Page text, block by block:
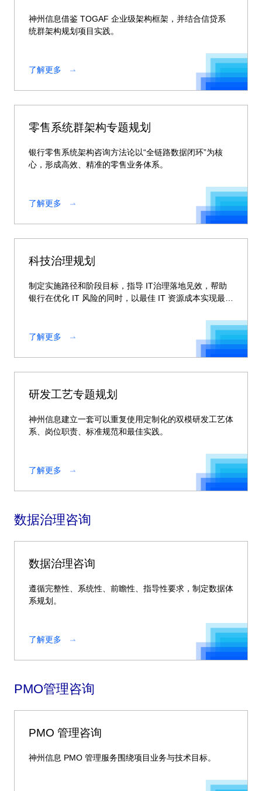
神州信息借鉴 TOGAF 企业级架构框架，并结合信贷系
统群架构规划项目实践。
了解更多
零售系统群架构专题规划
银行零售系统架构咨询方法论以“全链路数据闭环”为核
心，形成高效、精准的零售业务体系。
了解更多
科技治理规划
制定实施路径和阶段目标，指导 IT治理落地见效，帮助
银行在优化 IT 风险的同时，以最佳 IT 资源成本实现最大
了解更多
研发工艺专题规划
神州信息建立一套可以重复使用定制化的双模研发工艺体
系、岗位职责、标准规范和最佳实践。
了解更多
数据治理咨询
数据治理咨询
遵循完整性、系统性、前瞻性、指导性要求，制定数据体
系规划。
了解更多
PMO管理咨询
PMO 管理咨询
神州信息 PMO 管理服务围绕项目业务与技术目标。